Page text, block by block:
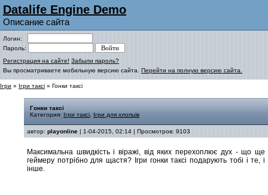
Datalife Engine Demo
Описание сайта
Логин:
Пароль:
Регистрация на сайте! Забыли пароль?
Вы просматриваете мобильную версию сайта. Перейти на полную версию сайта.
Ігри » Ігри таксі » Гонки таксі
Гонки таксі
Категория: Ігри таксі Ігри для хлопців
автор: playonline | 1-04-2015, 02:14 | Просмотров: 9103
Максимальна швидкість і віражі, від яких перехоплює дух - що ще
геймеру потрібно для щастя? Ігри гонки таксі подарують тобі і те, і
інше.